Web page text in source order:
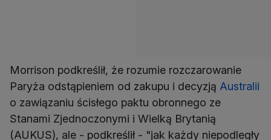
Morrison podkreślił, że rozumie rozczarowanie
Paryża odstąpieniem od zakupu i decyzją Australii
o zawiązaniu ścisłego paktu obronnego ze
Stanami Zjednoczonymi i Wielką Brytanią
(AUKUS), ale - podkreślił - "jak każdy niepodległy